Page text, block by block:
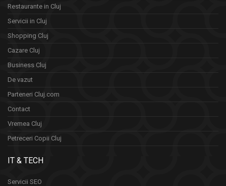
Restaurante in Cluj
Servicii in Cluj
Shopping Cluj
Cazare Cluj
Business Cluj
De vazut
Parteneri Cluj.com
Contact
Vremea Cluj
Petreceri Copii Cluj
IT & TECH
Servicii SEO